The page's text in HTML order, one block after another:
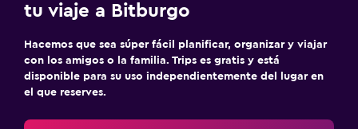
tu viaje a Bitburgo
Hacemos que sea súper fácil planificar, organizar y viajar
con los amigos o la familia. Trips es gratis y está
disponible para su uso independientemente del lugar en
el que reserves.